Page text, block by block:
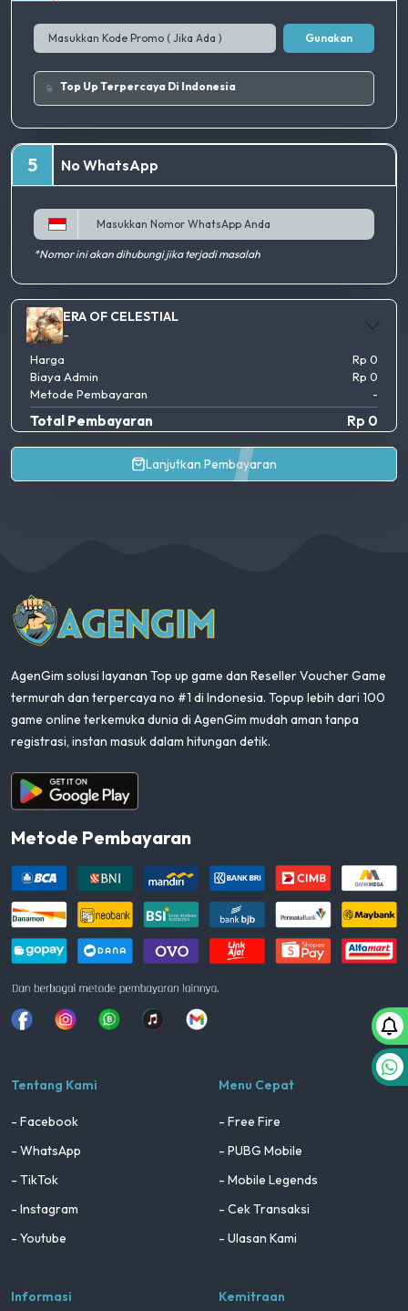
Gunakan
Tempat Top Up Terpercaya Di Indonesia
5 No WhatsApp
*Nomor ini akan dihubungi jika terjadi masalah
ERA OF CELESTIAL
-
Harga
Rp 0
Biaya Admin
Rp 0
Metode Pembayaran
-
Total Pembayaran Rp 0
Lanjutkan Pembayaran
AgenGim
AgenGim solusi layanan Top up game dan Reseller Voucher Game
termurah dan terpercaya no #1 di Indonesia. Topup lebih dari 100
game online terkemuka dunia di AgenGim mudah aman tanpa
registrasi, instan masuk dalam hitungan detik.
Aplikasi Android
Metode Pembayaran
FacebookInstagramWhatsapp
Tiktok youtube
Tentang Kami
- Facebook
- WhatsApp
- TikTok
- Instagram
- Youtube
Informasi
Menu Cepat
- Free Fire
- PUBG Mobile
- Mobile Legends
- Cek Transaksi
- Ulasan Kami
Kemitraan